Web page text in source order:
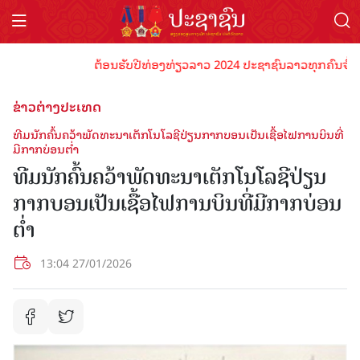
ຕ້ອນຮັບປີທ່ອງທ່ຽວລາວ 2024 ປະຊາຊົນລາວທຸກຄົນຈົ່ງ
ຂ່າວຕ່າງປະເທດ
ທີມນັກຄົ້ນຄວ້າພັດທະນາເຕັກໂນໂລຊີປ່ຽນກາກບອນເປັນເຊື້ອໄຟການບິນທີ່
ມີກາກບ່ອນຕໍ່າ
ທີມນັກຄົ້ນຄວ້າພັດທະນາເຕັກໂນໂລຊີປ່ຽນ
ກາກບອນເປັນເຊື້ອໄຟການບິນທີ່ມີກາກບ່ອນ
ຕໍ່າ
13:04 27/01/2026